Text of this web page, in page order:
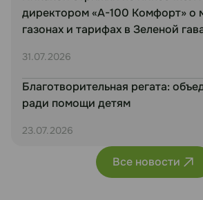
Все новости
директором «А-100 Комфорт» о
газонах и тарифах в Зеленой
31.07.2026
Благотворительная регата:
ради помощи детям
23.07.2026